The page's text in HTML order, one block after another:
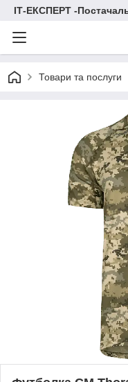
ІТ-ЕКСПЕРТ -
Товари та послуги